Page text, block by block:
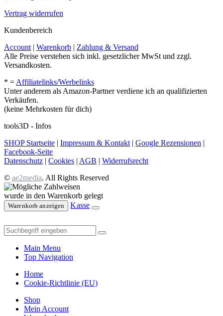
Vertrag widerrufen
Kundenbereich
Account | Warenkorb | Zahlung & Versand
Alle Preise verstehen sich inkl. gesetzlicher MwSt und zzgl.
Versandkosten.
* = Affiliatelinks/Werbelinks
Unter anderem als Amazon-Partner verdiene ich an qualifizierten
Verkäufen.
(keine Mehrkosten für dich)
tools3D - Infos
SHOP Startseite | Impressum & Kontakt | Google Rezensionen |
Facebook-Seite
Datenschutz | Cookies | AGB | Widerrufsrecht
© ae2media. All Rights Reserved
wurde in den Warenkorb gelegt
Warenkorb anzeigen Kasse
Main Menu
Top Navigation
Home
Cookie-Richtlinie (EU)
Shop
Mein Account